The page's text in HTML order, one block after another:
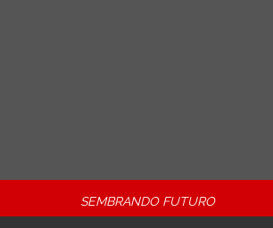
SEMBRANDO FUTURO